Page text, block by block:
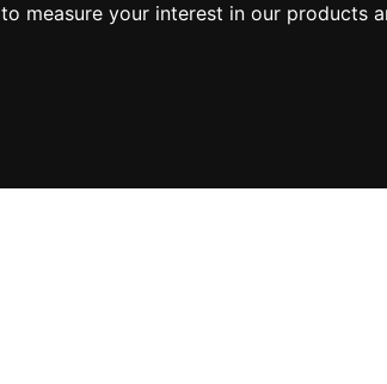
to measure your interest in our products
Suscríbete a